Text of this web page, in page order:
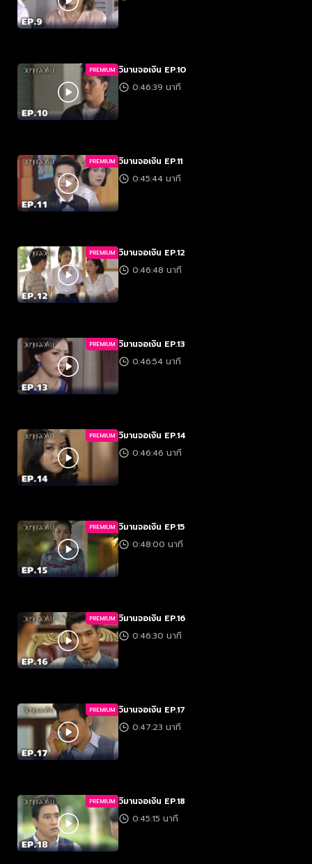
PREMIUM วิมานจอเงิน EP.10
0:46:39 นาที
PREMIUM วิมานจอเงิน EP.11
0:45:44 นาที
PREMIUM วิมานจอเงิน EP.12
0:46:48 นาที
PREMIUM วิมานจอเงิน EP.13
0:46:54 นาที
PREMIUM วิมานจอเงิน EP.14
0:46:46 นาที
PREMIUM วิมานจอเงิน EP.15
0:48:00 นาที
PREMIUM วิมานจอเงิน EP.16
0:46:30 นาที
PREMIUM วิมานจอเงิน EP.17
0:47:23 นาที
PREMIUM วิมานจอเงิน EP.18
0:45:15 นาที